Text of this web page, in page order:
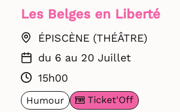
Les Belges en Liberté
ÉPISCÈNE (THÉÂTRE)
du 6 au 20 Juillet
15h00
Humour Ticket'Off